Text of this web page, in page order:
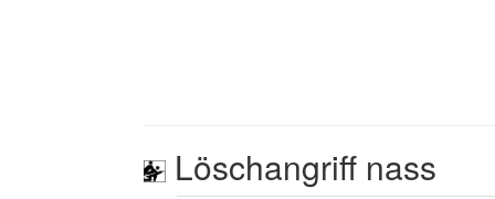
Löschangriff nass